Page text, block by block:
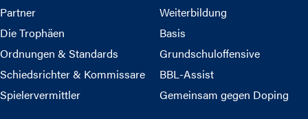
Partner
Die Trophäen
Ordnungen & Standards
Schiedsrichter & Kommissare
Spielervermittler
Weiterbildung
Basis
Grundschuloffensive
BBL-Assist
Gemeinsam gegen Doping